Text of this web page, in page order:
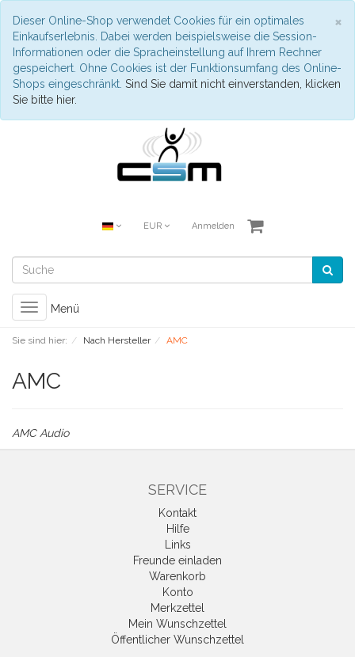
×
Dieser Online-Shop verwendet Cookies für ein optimales
Einkaufserlebnis. Dabei werden beispielsweise die Session-
Informationen oder die Spracheinstellung auf Ihrem Rechner
gespeichert. Ohne Cookies ist der Funktionsumfang des Online-
Shops eingeschränkt. Sind Sie damit nicht einverstanden, klicken
Sie bitte hier.
EUR Anmelden
Toggle
navigation
Menü
Sie sind hier: Nach Hersteller AMC
AMC
AMC Audio
SERVICE
Kontakt
Hilfe
Links
Freunde einladen
Warenkorb
Konto
Merkzettel
Mein Wunschzettel
Öffentlicher Wunschzettel